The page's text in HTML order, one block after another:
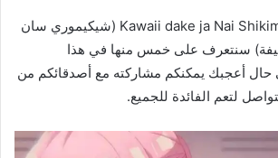
مانجا تشبه Kawaii dake ja Nai Shikimori-san (شيكيموري سان
سنتعرف على خمس منها في هذا
حال أعجبك يمكنكم مشاركته مع أصدقائكم من
لتعم الفائدة للجميع.